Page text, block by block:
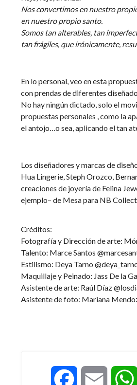
Nos convertimos en nuestro
en nuestro propio santo.
Somos tan alterables, tan
tan frágiles, que irónicamente,
En lo personal, veo en esta
con prendas de diferentes
No hay ningún dictado, solo el
propuestas personales , como la
el antojo…o sea, aplicando el tan
Los diseñadores y marcas de
Hua Lingerie, Steph Orozco,
creaciones de joyería de Felina
ejemplo– de Mesa para NB
Créditos:
Fotografía y Dirección de arte:
Talento: Marce Santos
Estilismo: Deya Tarno
Maquillaje y Peinado: Jass De la
Asistente de arte: Raúl Díaz
Asistente de foto: Mariana
Facebook Email